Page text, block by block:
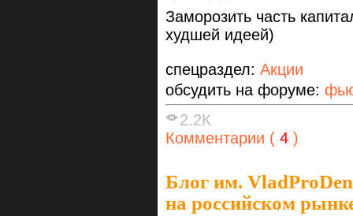
Заморозить часть
худшей идеей)
спецраздел: Акции
обсудить на форуме:
2.2К
Комментарии ( 4 )
Блог им.
на российском